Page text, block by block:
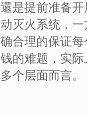
還是提前准备
动灭火系统，
确合理的保证
钱的难题，实
多个层面而言。